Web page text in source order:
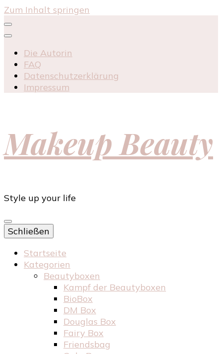
Zum Inhalt springen
Die Autorin
FAQ
Datenschutzerklärung
Impressum
Makeup Beauty
Style up your life
Schließen
Startseite
Kategorien
Beautyboxen
Kampf der Beautyboxen
BioBox
DM Box
Douglas Box
Fairy Box
Friendsbag